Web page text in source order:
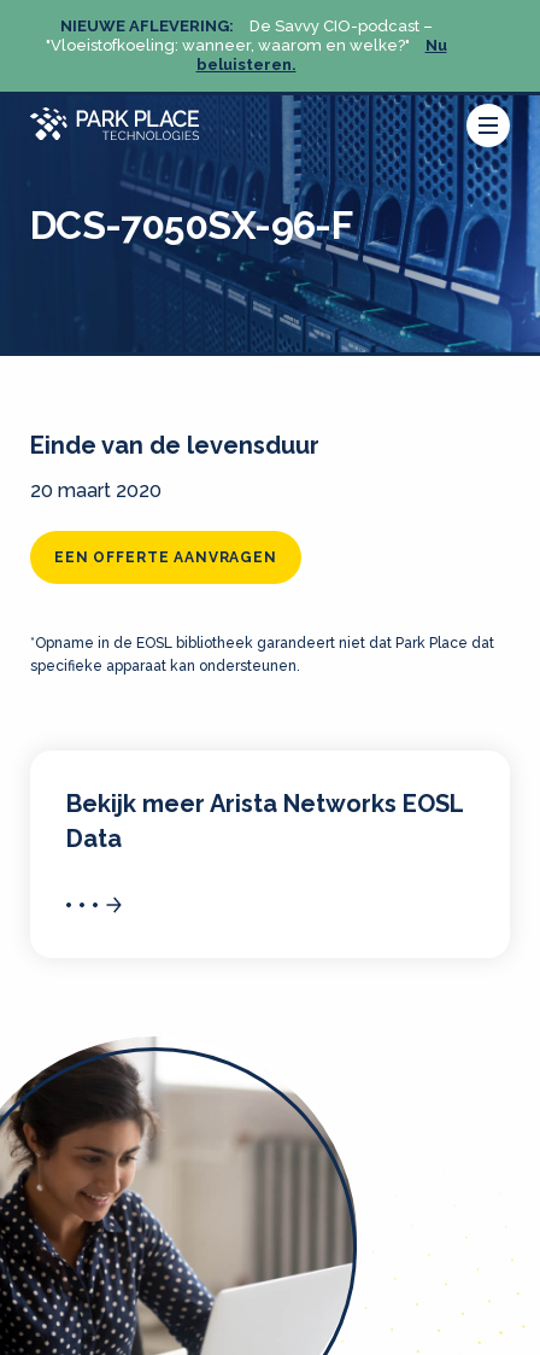
NIEUWE AFLEVERING:
De Savvy CIO-podcast –
"Vloeistofkoeling: wanneer, waarom en welke?"
Nu
beluisteren.
DCS-7050SX-96-F
Einde van de levensduur
20 maart 2020
EEN OFFERTE AANVRAGEN
*Opname in de EOSL bibliotheek garandeert niet dat Park Place dat
specifieke apparaat kan ondersteunen.
Bekijk meer Arista Networks EOSL
Data